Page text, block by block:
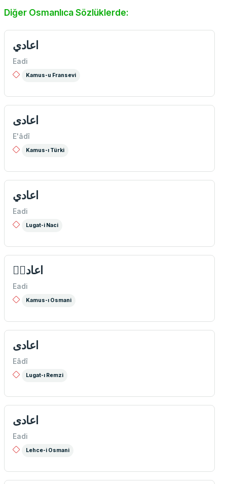
Diğer Osmanlıca Sözlüklerde:
اعادي
Eadi
Kamus-u Fransevi
اعادی
E'âdî
Kamus-ı Türki
اعادي
Eadi
Lugat-i Naci
اعادیٖ
Eadi
Kamus-ı Osmani
اعادى
Eâdî
Lugat-ı Remzi
اعادی
Eadi
Lehce-i Osmani